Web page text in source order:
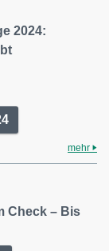
2024:
mehr
Check – Bis